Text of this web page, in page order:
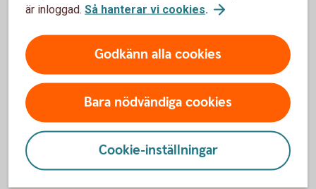
Uttag med mobil/klockan
Med digital plånbok kan du även ta ut pengar i
uttagsautomater med mobilen eller klockan - såväl
hemma som utomlands. Läs mer om digitala
plånböcker och hur du ansluter dig.
är inloggad. Så hanterar vi cookies.
Godkänn alla cookies
Bara nödvändiga cookies
Cookie-inställningar